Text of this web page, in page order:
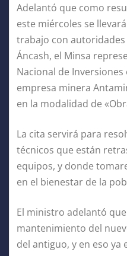
Adelantó que como
este miércoles se
trabajo con
Áncash, el Minsa
Nacional de Inversiones
empresa minera
en la modalidad de
La cita servirá para
técnicos que están
equipos, y donde
en el bienestar de la
El ministro adelantó
mantenimiento del
del antiguo, y en eso ya